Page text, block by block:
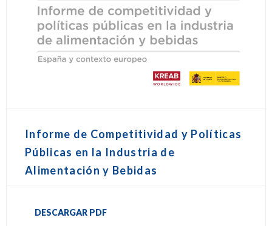
Informe de Competitividad y Políticas
Públicas en la Industria de
Alimentación y Bebidas
DESCARGAR PDF